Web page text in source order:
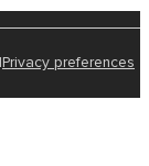
Privacy preferences